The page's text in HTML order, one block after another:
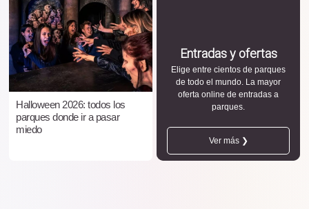
Halloween 2026: todos los
parques donde ir a pasar
miedo
Entradas y ofertas
Elige entre cientos de parques
de todo el mundo. La mayor
oferta online de entradas a
parques.
Ver más ❯